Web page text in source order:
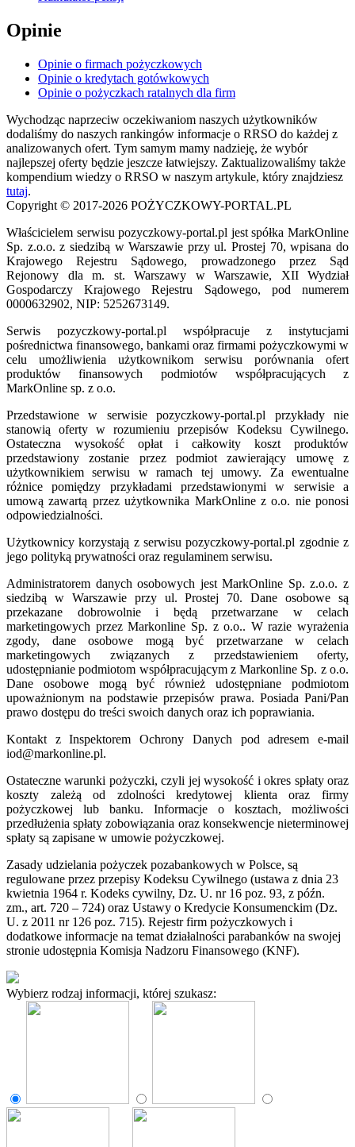
Opinie
Opinie o firmach pożyczkowych
Opinie o kredytach gotówkowych
Opinie o pożyczkach ratalnych dla firm
Wychodząc naprzeciw oczekiwaniom naszych użytkowników
dodaliśmy do naszych rankingów informacje o RRSO do każdej z
analizowanych ofert. Tym samym mamy nadzieję, że wybór
najlepszej oferty będzie jeszcze łatwiejszy. Zaktualizowaliśmy także
kompendium wiedzy o RRSO w naszym artykule, który znajdziesz
tutaj.
Copyright © 2017-2026 POŻYCZKOWY-PORTAL.PL
Właścicielem serwisu pozyczkowy-portal.pl jest spółka MarkOnline
Sp. z.o.o. z siedzibą w Warszawie przy ul. Prostej 70, wpisana do
Krajowego Rejestru Sądowego, prowadzonego przez Sąd
Rejonowy dla m. st. Warszawy w Warszawie, XII Wydział
Gospodarczy Krajowego Rejestru Sądowego, pod numerem
0000632902, NIP: 5252673149.
Serwis pozyczkowy-portal.pl współpracuje z instytucjami
pośrednictwa finansowego, bankami oraz firmami pożyczkowymi w
celu umożliwienia użytkownikom serwisu porównania ofert
produktów finansowych podmiotów współpracujących z
MarkOnline sp. z o.o.
Przedstawione w serwisie pozyczkowy-portal.pl przykłady nie
stanowią oferty w rozumieniu przepisów Kodeksu Cywilnego.
Ostateczna wysokość opłat i całkowity koszt produktów
przedstawiony zostanie przez podmiot zawierający umowę z
użytkownikiem serwisu w ramach tej umowy. Za ewentualne
różnice pomiędzy przykładami przedstawionymi w serwisie a
umową zawartą przez użytkownika MarkOnline z o.o. nie ponosi
odpowiedzialności.
Użytkownicy korzystają z serwisu pozyczkowy-portal.pl zgodnie z
jego polityką prywatności oraz regulaminem serwisu.
Administratorem danych osobowych jest MarkOnline Sp. z.o.o. z
siedzibą w Warszawie przy ul. Prostej 70. Dane osobowe są
przekazane dobrowolnie i będą przetwarzane w celach
marketingowych przez Markonline Sp. z o.o.. W razie wyrażenia
zgody, dane osobowe mogą być przetwarzane w celach
marketingowych związanych z przedstawieniem oferty,
udostępnianie podmiotom współpracującym z Markonline Sp. z o.o.
Dane osobowe mogą być również udostępniane podmiotom
upoważnionym na podstawie przepisów prawa. Posiada Pani/Pan
prawo dostępu do treści swoich danych oraz ich poprawiania.
Kontakt z Inspektorem Ochrony Danych pod adresem e-mail
iod@markonline.pl.
Ostateczne warunki pożyczki, czyli jej wysokość i okres spłaty oraz
koszty zależą od zdolności kredytowej klienta oraz firmy
pożyczkowej lub banku. Informacje o kosztach, możliwości
przedłużenia spłaty zobowiązania oraz konsekwencje nieterminowej
spłaty są zapisane w umowie pożyczkowej.
Zasady udzielania pożyczek pozabankowych w Polsce, są
regulowane przez przepisy Kodeksu Cywilnego (ustawa z dnia 23
kwietnia 1964 r. Kodeks cywilny, Dz. U. nr 16 poz. 93, z późn.
zm., art. 720 – 724) oraz Ustawy o Kredycie Konsumenckim (Dz.
U. z 2011 nr 126 poz. 715). Rejestr firm pożyczkowych i
dodatkowe informacje na temat działalności parabanków na swojej
stronie udostępnia Komisja Nadzoru Finansowego (KNF).
Wybierz rodzaj informacji, której szukasz: